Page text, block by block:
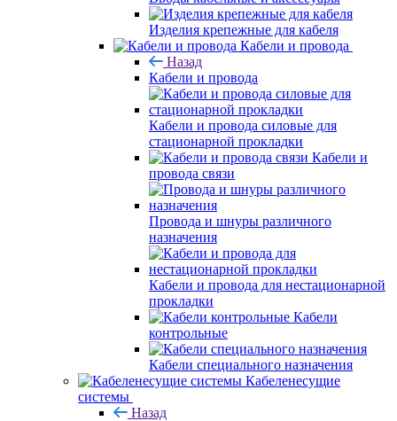
Изделия крепежные для кабеля
Кабели и провода
Назад
Кабели и провода
Кабели и провода силовые для
стационарной прокладки
Кабели и
провода связи
Провода и шнуры различного
назначения
Кабели и провода для нестационарной
прокладки
Кабели
контрольные
Кабели специального назначения
Кабеленесущие
системы
Назад